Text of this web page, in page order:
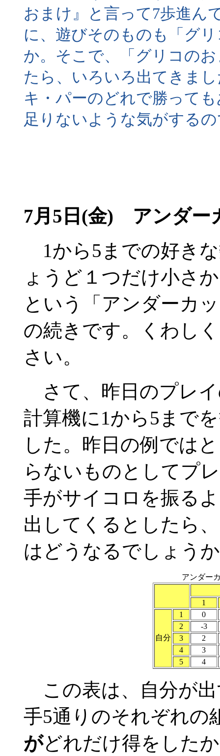
おまけ』と言って7歩進ん
に、遊びそのものも「グ
か。そこで、「グリコの
たら、いろいろ出てきま
キ・パーのどれで勝って
足りないような気がする
7月5日(金) アンダー
1から5までの好き
ょうど１つだけ小さ
という「アンダーカ
の続きです。くわし
さい。
さて、昨日のプレ
計算機に1から5まで
した。昨日の例では
らないものとしてプ
手がサイコロを振る
出してくるとしたら
はどうなるでしょう
アンダー
1
自分
1
0
2
-3
3
2
4
3
5
4
この表は、自分が
手5通りのそれぞれの
がどれだけ得をした